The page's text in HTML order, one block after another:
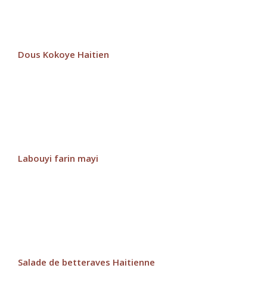
Dous Kokoye Haitien
Labouyi farin mayi
Salade de betteraves Haitienne